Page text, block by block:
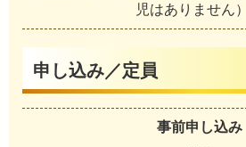
児はありません）
申し込み／定員
事前申し込み